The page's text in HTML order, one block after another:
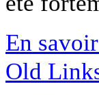
En
Old